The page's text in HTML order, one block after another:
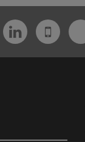
Linkedin
UdL
App